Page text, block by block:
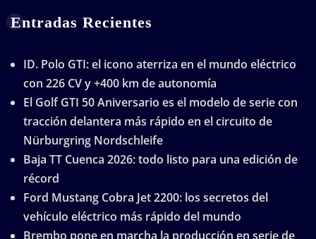
Entradas Recientes
ID. Polo GTI: el icono aterriza en el mundo eléctrico
con 226 CV y +400 km de autonomía
El Golf GTI 50 Aniversario es el modelo de serie con
tracción delantera más rápido en el circuito de
Nürburgring Nordschleife
Baja TT Cuenca 2026: todo listo para una edición de
récord
Ford Mustang Cobra Jet 2200: los secretos del
vehículo eléctrico más rápido del mundo
Brembo pone en marcha la producción en serie de